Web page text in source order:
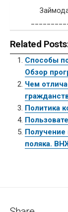
Related
Способы
Обзор
Чем
Политика
Получение
поляка.